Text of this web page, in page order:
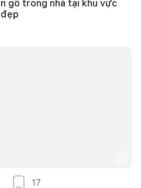
gỗ trong nhà tại khu vực
17